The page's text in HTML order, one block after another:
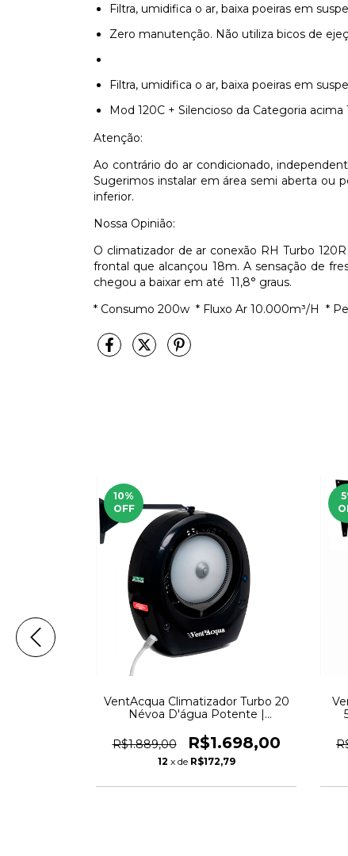
Filtra, umidifica o ar, baixa poeiras em
Zero manutenção. Não utiliza bicos de
Filtra, umidifica o ar, baixa poeiras em
Mod 120C + Silencioso da Categoria acima
Atenção:
Ao contrário do ar condicionado,
Sugerimos instalar em área semi aberta ou
inferior.
Nossa Opinião:
O climatizador de ar conexão RH Turbo
frontal que alcançou 18m. A sensação de
chegou a baixar em até 11,8° graus.
* Consumo 200w * Fluxo Ar 10.000m³/H *
10%
OFF
VentAcqua Climatizador Turbo 20
Névoa D'água Potente |
R$1.889,00
R$1.698,00
12 x de R$172,79
5